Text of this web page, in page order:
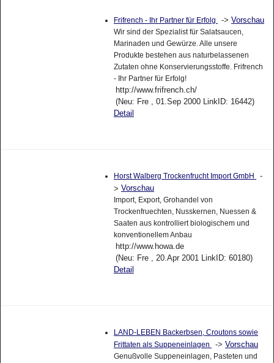
Frifrench - Ihr Partner für Erfolg -> Vorschau
Wir sind der Spezialist für Salatsaucen,
Marinaden und Gewürze. Alle unsere
Produkte bestehen aus naturbelassenen
Zutaten ohne Konservierungsstoffe. Frifrench
- Ihr Partner für Erfolg!
http://www.frifrench.ch/
(Neu: Fre , 01.Sep 2000 LinkID: 16442)
Detail
Horst Walberg Trockenfrucht Import GmbH -
> Vorschau
Import, Export, Grohandel von
Trockenfruechten, Nusskernen, Nuessen &
Saaten aus kontrolliert biologischem und
konventionellem Anbau
http://www.howa.de
(Neu: Fre , 20.Apr 2001 LinkID: 60180)
Detail
LAND-LEBEN Backerbsen, Croutons sowie
Frittaten als Suppeneinlagen
-> Vorschau
Genußvolle Suppeneinlagen, Pasteten und